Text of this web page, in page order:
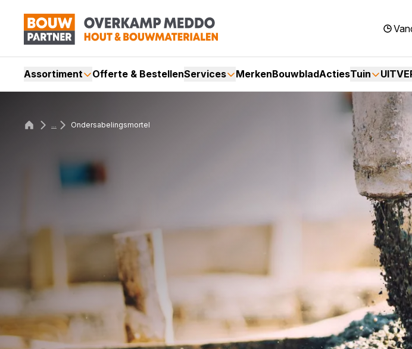
Assortiment Offerte & BestellenServices MerkenBouwbladActiesTuin
... Ondersabelingsmortel